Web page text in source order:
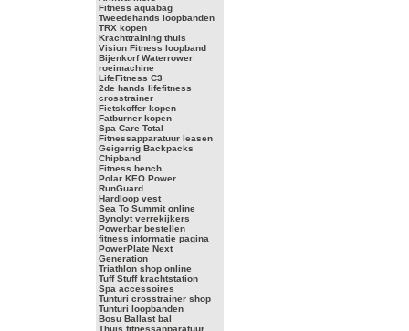
Fitness aquabag
Tweedehands loopbanden
TRX kopen
Krachttraining thuis
Vision Fitness loopband
Bijenkorf Waterrower
roeimachine
LifeFitness C3
2de hands lifefitness
crosstrainer
Fietskoffer kopen
Fatburner kopen
Spa Care Total
Fitnessapparatuur leasen
Geigerrig Backpacks
Chipband
Fitness bench
Polar KEO Power
RunGuard
Hardloop vest
Sea To Summit online
Bynolyt verrekijkers
Powerbar bestellen
fitness informatie pagina
PowerPlate Next
Generation
Triathlon shop online
Tuff Stuff krachtstation
Spa accessoires
Tunturi crosstrainer shop
Tunturi loopbanden
Bosu Ballast bal
Thuis fitnessapparatuur